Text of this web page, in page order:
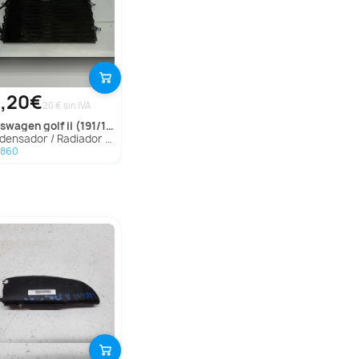
20 € sin IVA
golf ii (191/193)
/ Radiador Aire Acondicionado Para Volkswagen Golf Ii